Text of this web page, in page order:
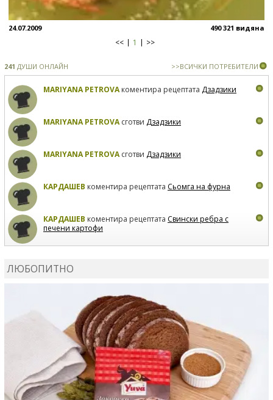
24.07.2009 490 321 видяна
<< 1 >>
241 ДУШИ ОНЛАЙН >>ВСИЧКИ ПОТРЕБИТЕЛИ
MARIYANA PETROVAкоментира рецептата Дзадзики
MARIYANA PETROVAсготви Дзадзики
MARIYANA PETROVAсготви Дзадзики
КАРДАШЕВ коментира рецептата Сьомга на фурна
КАРДАШЕВ коментира рецептата Свински ребра с
печени картофи
ЛЮБОПИТНО